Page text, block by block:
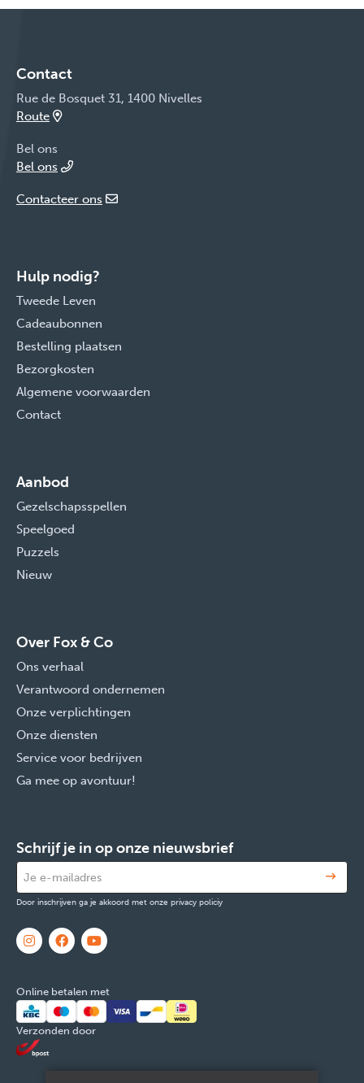
Contact
Rue de Bosquet 31, 1400 Nivelles
Route
Bel ons
Bel ons
Contacteer ons
Hulp nodig?
Tweede Leven
Cadeaubonnen
Bestelling plaatsen
Bezorgkosten
Algemene voorwaarden
Contact
Aanbod
Gezelschapsspellen
Speelgoed
Puzzels
Nieuw
Over Fox & Co
Ons verhaal
Verantwoord ondernemen
Onze verplichtingen
Onze diensten
Service voor bedrijven
Ga mee op avontuur!
Schrijf je in op onze nieuwsbrief
Door inschrijven ga je akkoord met onze privacy policiy
Online betalen met
Verzonden door